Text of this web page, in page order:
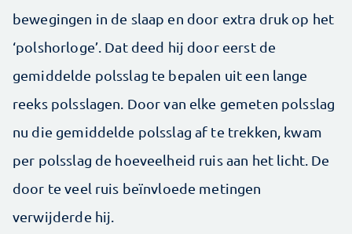
bewegingen in de slaap en door extra druk op het
‘polshorloge’. Dat deed hij door eerst de
gemiddelde polsslag te bepalen uit een lange
reeks polsslagen. Door van elke gemeten polsslag
nu die gemiddelde polsslag af te trekken, kwam
per polsslag de hoeveelheid ruis aan het licht. De
door te veel ruis beïnvloede metingen
verwijderde hij.